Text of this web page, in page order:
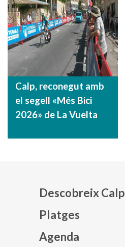
Calp, reconegut amb
el segell «Més Bici
2026» de La Vuelta
Descobreix Calp
Platges
Agenda